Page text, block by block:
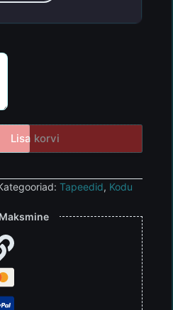
Lisa korvi
Tapeedid, Kodu